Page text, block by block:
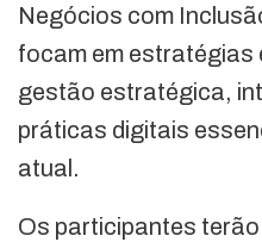
Negócios com
focam em estratégias
gestão estratégica,
práticas digitais
atual.
Os participantes